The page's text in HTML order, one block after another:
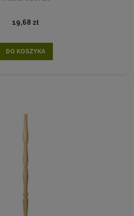
19,68 zł
DO KOSZYKA